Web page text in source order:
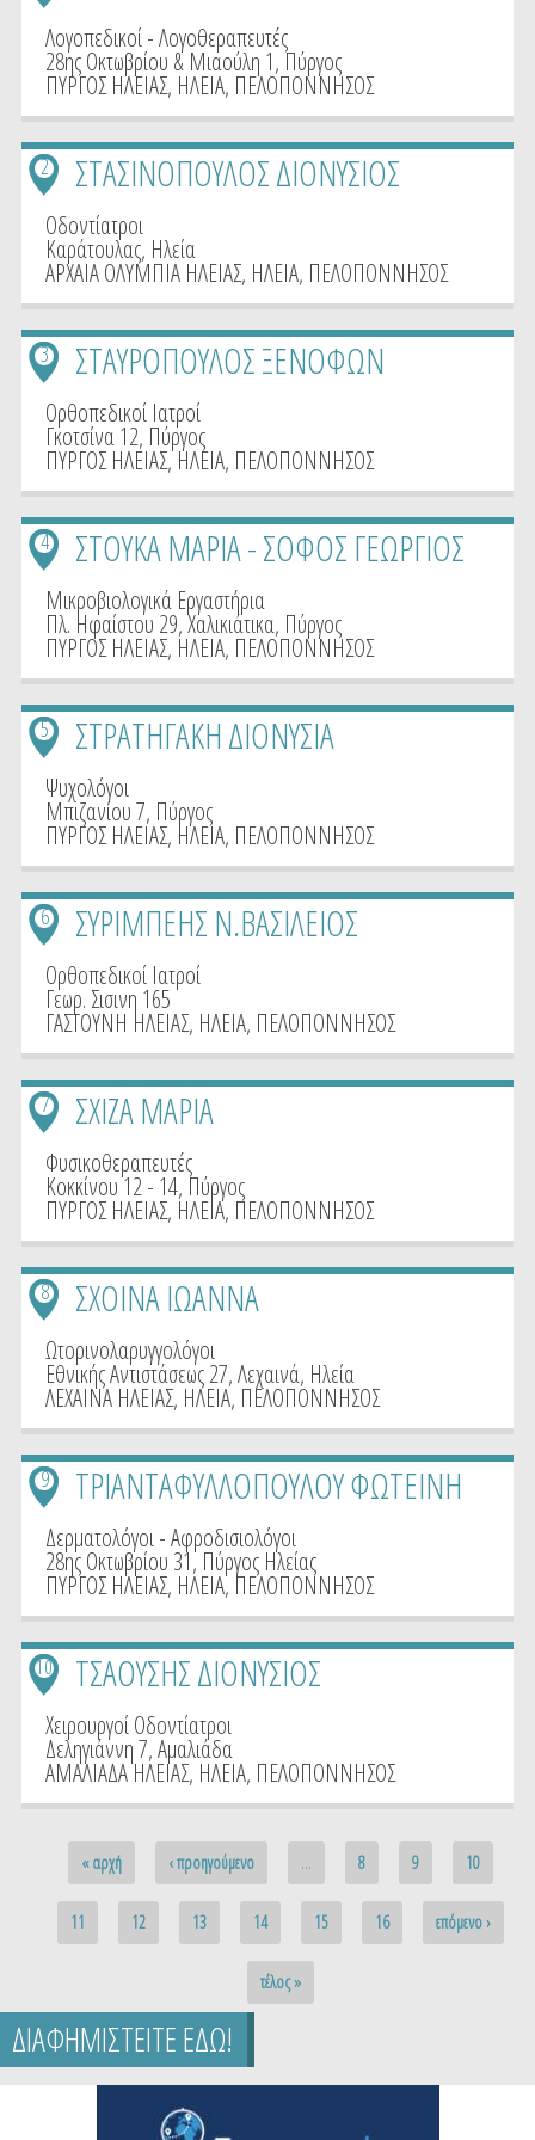
Λογοπεδικοί - Λογοθεραπευτές
28ης Οκτωβρίου & Μιαούλη 1, Πύργος
ΠΥΡΓΟΣ ΗΛΕΙΑΣ, ΗΛΕΙΑ, ΠΕΛΟΠΟΝΝΗΣΟΣ
ΣΤΑΣΙΝΟΠΟΥΛΟΣ ΔΙΟΝΥΣΙΟΣ
2
Οδοντίατροι
Καράτουλας, Ηλεία
ΑΡΧΑΙΑ ΟΛΥΜΠΙΑ ΗΛΕΙΑΣ, ΗΛΕΙΑ, ΠΕΛΟΠΟΝΝΗΣΟΣ
ΣΤΑΥΡΟΠΟΥΛΟΣ ΞΕΝΟΦΩΝ
3
Ορθοπεδικοί Ιατροί
Γκοτσίνα 12, Πύργος
ΠΥΡΓΟΣ ΗΛΕΙΑΣ,ΗΛΕΙΑ, ΠΕΛΟΠΟΝΝΗΣΟΣ
ΣΤΟΥΚΑ ΜΑΡΙΑ - ΣΟΦΟΣ ΓΕΩΡΓΙΟΣ
4
Μικροβιολογικά Εργαστήρια
Πλ. Ηφαίστου 29, Χαλικιάτικα, Πύργος
ΠΥΡΓΟΣ ΗΛΕΙΑΣ, ΗΛΕΙΑ, ΠΕΛΟΠΟΝΝΗΣΟΣ
ΣΤΡΑΤΗΓΑΚΗ ΔΙΟΝΥΣΙΑ
5
Ψυχολόγοι
Μπιζανίου 7, Πύργος
ΠΥΡΓΟΣ ΗΛΕΙΑΣ, ΗΛΕΙΑ, ΠΕΛΟΠΟΝΝΗΣΟΣ
ΣΥΡΙΜΠΕΗΣ Ν.ΒΑΣΙΛΕΙΟΣ
6
Ορθοπεδικοί Ιατροί
Γεωρ. Σισινη 165
ΓΑΣΤΟΥΝΗ ΗΛΕΙΑΣ, ΗΛΕΙΑ, ΠΕΛΟΠΟΝΝΗΣΟΣ
ΣΧΙΖΑ ΜΑΡΙΑ
7
Φυσικοθεραπευτές
Κοκκίνου 12 - 14, Πύργος
ΠΥΡΓΟΣ ΗΛΕΙΑΣ, ΗΛΕΙΑ, ΠΕΛΟΠΟΝΝΗΣΟΣ
ΣΧΟΙΝΑ ΙΩΑΝΝΑ
8
Ωτορινολαρυγγολόγοι
Εθνικής Αντιστάσεως 27, Λεχαινά, Ηλεία
ΛΕΧΑΙΝΑ ΗΛΕΙΑΣ, ΗΛΕΙΑ, ΠΕΛΟΠΟΝΝΗΣΟΣ
ΤΡΙΑΝΤΑΦΥΛΛΟΠΟΥΛΟΥ ΦΩΤΕΙΝΗ
9
Δερματολόγοι - Αφροδισιολόγοι
28ης Οκτωβρίου 31, Πύργος Ηλείας
ΠΥΡΓΟΣ ΗΛΕΙΑΣ, ΗΛΕΙΑ, ΠΕΛΟΠΟΝΝΗΣΟΣ
ΤΣΑΟΥΣΗΣ ΔΙΟΝΥΣΙΟΣ
10
Χειρουργοί Οδοντίατροι
Δεληγιάννη 7, Αμαλιάδα
ΑΜΑΛΙΑΔΑ ΗΛΕΙΑΣ, ΗΛΕΙΑ, ΠΕΛΟΠΟΝΝΗΣΟΣ
Pages
« αρχή ‹ προηγούμενο … 8 9 10
11 12 13 14 15 16 επόμενο ›
τέλος »
ΔΙΑΦΗΜΙΣΤΕΙΤΕ ΕΔΩ!